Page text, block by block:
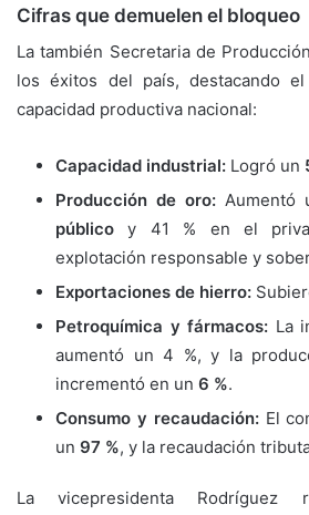
Cifras que demuelen el bloqueo
La también Secretaria de
los éxitos del país, destacando
capacidad productiva nacional:
Capacidad industrial: Logró un
Producción de oro:Aumentó
público y 41 % en el
explotación responsable y
Exportaciones de hierro:
Petroquímica y fármacos: La
aumentó un 4 %, y la
incrementó en un 6 %.
Consumo y recaudación:El
un 97 %, y la recaudación
La vicepresidenta Rodríguez